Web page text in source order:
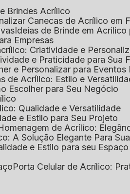
Brindes Acrílico
Canecas de Acrílico em
Ideias de Brinde em
Empresas
Criatividade e
e Praticidade para Sua
e Personalizar para
de Acrílico: Estilo e
Escolher para Seu Negócio
Qualidade e Versatilidade
e Estilo para Seu Projeto
Homenagem de Acrílico:
A Solução Elegante Para
e Estilo para seu
Porta Celular de Acrílico: